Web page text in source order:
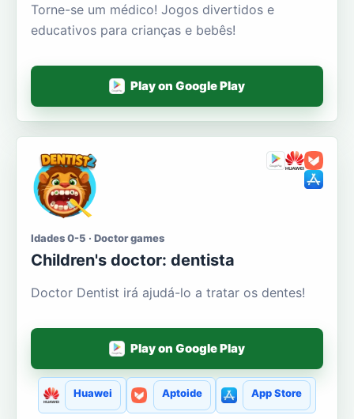
Torne-se um médico! Jogos divertidos e
educativos para crianças e bebês!
Play on Google Play
Idades 0-5 · Doctor games
Сhildren's doctor: dentista
Doctor Dentist irá ajudá-lo a tratar os dentes!
Play on Google Play
Huawei Aptoide App Store